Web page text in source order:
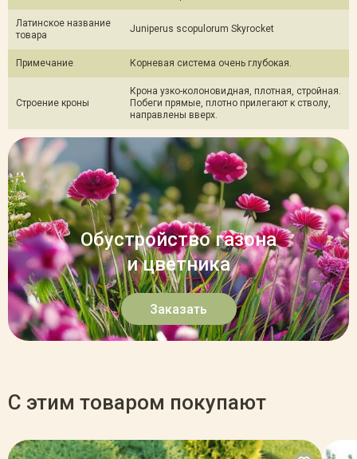
Латинское название
товара
Juniperus scopulorum Skyrocket
Примечание Корневая система очень глубокая.
Строение кроны
Крона узко-колоновидная, плотная, стройная.
Побеги прямые, плотно прилегают к стволу,
направлены вверх.
Обустройство газона
и цветника
Заказать
С этим товаром покупают